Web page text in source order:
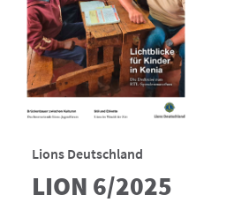
Lions Deutschland
LION 6/2025